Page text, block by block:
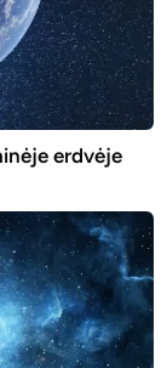
erdvėje